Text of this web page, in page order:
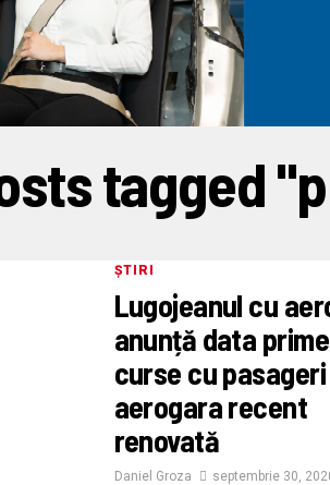
tagged
ȘTIRI
Lugojeanul cu
anunță data
curse cu
aerogara recent
renovată
Daniel Groza septembrie 30,